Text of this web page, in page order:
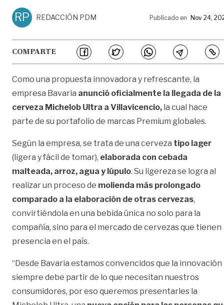
RP REDACCIÓN PDM Publicado en Nov 24,
COMPARTE
Como una propuesta innovadora y refrescante, la
empresa Bavaria anunció oficialmente la llegada de la
cerveza Michelob Ultra a Villavicencio, la cual hace
parte de su portafolio de marcas Premium globales.
Según la empresa, se trata de una cerveza tipo lager
(ligera y fácil de tomar), elaborada con cebada
malteada, arroz, agua y lúpulo. Su ligereza se logra al
realizar un proceso de molienda más prolongado
comparado a la elaboración de otras cervezas,
convirtiéndola en una bebida única no solo para la
compañía, sino para el mercado de cervezas que tienen
presencia en el país.
“Desde Bavaria estamos convencidos que la innovación
siempre debe partir de lo que necesitan nuestros
consumidores, por eso queremos presentarles la